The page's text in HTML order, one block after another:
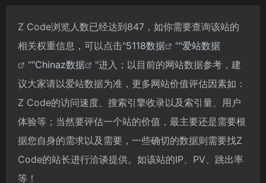
Z Code浏览人数已经达到847，如你需要查询该站的
相关权重信息，可以点击"5118数据 ""爱站数据
""Chinaz数据
"进入；以目前的网站数据参考，建
议大家请以爱站数据为准，更多网站价值评估因素如：
Z Code的访问速度、搜索引擎收录以及索引量、用户
体验等；当然要评估一个站的价值，最主要还是需要根
据您自身的需求以及需要，一些确切的数据则需要找Z
Code的站长进行洽谈提供。如该站的IP、PV、跳出率
等！